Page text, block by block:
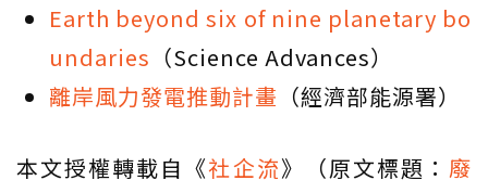
Earth beyond six of nine planetary bo
undaries （Science Advances）
離岸風力發電推動計畫 （經濟部能源署）
本文授權轉載自《社企流》（原文標題：廢